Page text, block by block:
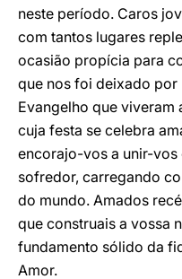
neste período. Caros
com tantos lugares
ocasião propícia para
que nos foi deixado por
Evangelho que viveram
cuja festa se celebra
encorajo-vos a unir-vos
sofredor, carregando
do mundo. Amados
que construais a vossa
fundamento sólido da
Amor.